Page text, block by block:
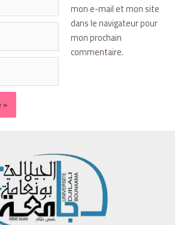
mon e-mail et mon site
dans le navigateur pour
mon prochain
commentaire.